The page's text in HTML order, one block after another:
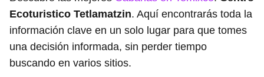
Ecoturistico Tetlamatzin. Aquí encontrarás toda la
información clave en un solo lugar para que tomes
una decisión informada, sin perder tiempo
buscando en varios sitios.